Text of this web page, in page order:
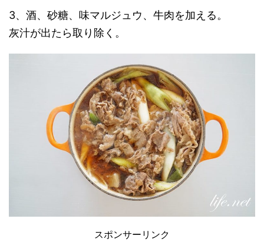
3、酒、砂糖、味マルジュウ、牛肉を加える。
灰汁が出たら取り除く。
スポンサーリンク